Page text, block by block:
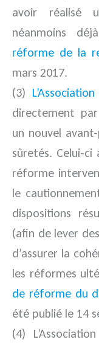
avoir réalisé
néanmoins
réforme de la
mars 2017.
(3)
directement
un nouvel
sûretés. Celui-
réforme
le
dispositions
(afin de lever
d’assurer la
les réformes
de réforme du
été publié le 14
(4)